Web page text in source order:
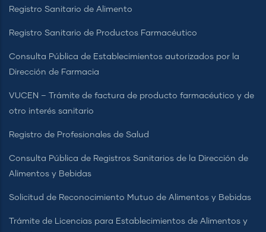
Registro Sanitario de Alimento
Registro Sanitario de Productos Farmacéutico
Consulta Pública de Establecimientos autorizados por la
Dirección de Farmacia
VUCEN – Trámite de factura de producto farmacéutico y de
otro interés sanitario
Registro de Profesionales de Salud
Consulta Pública de Registros Sanitarios de la Dirección de
Alimentos y Bebidas
Solicitud de Reconocimiento Mutuo de Alimentos y Bebidas
Trámite de Licencias para Establecimientos de Alimentos y